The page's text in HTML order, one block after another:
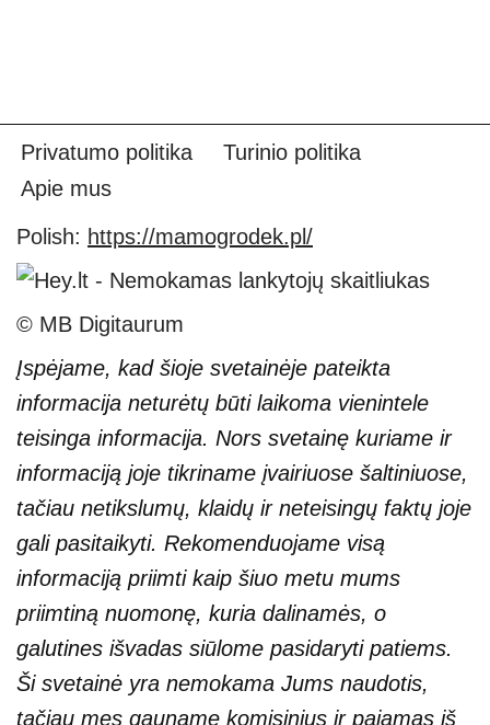
Privatumo politika
Turinio politika
Apie mus
Polish: https://mamogrodek.pl/
© MB Digitaurum
Įspėjame, kad šioje svetainėje pateikta
informacija neturėtų būti laikoma vienintele
teisinga informacija. Nors svetainę kuriame ir
informaciją joje tikriname įvairiuose šaltiniuose,
tačiau netikslumų, klaidų ir neteisingų faktų joje
gali pasitaikyti. Rekomenduojame visą
informaciją priimti kaip šiuo metu mums
priimtiną nuomonę, kuria dalinamės, o
galutines išvadas siūlome pasidaryti patiems.
Ši svetainė yra nemokama Jums naudotis,
tačiau mes gauname komisinius ir pajamas iš